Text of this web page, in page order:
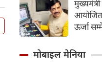
उप
गई है।
आयोजित
ऊर्जा
500
मोबाइल मेनिया